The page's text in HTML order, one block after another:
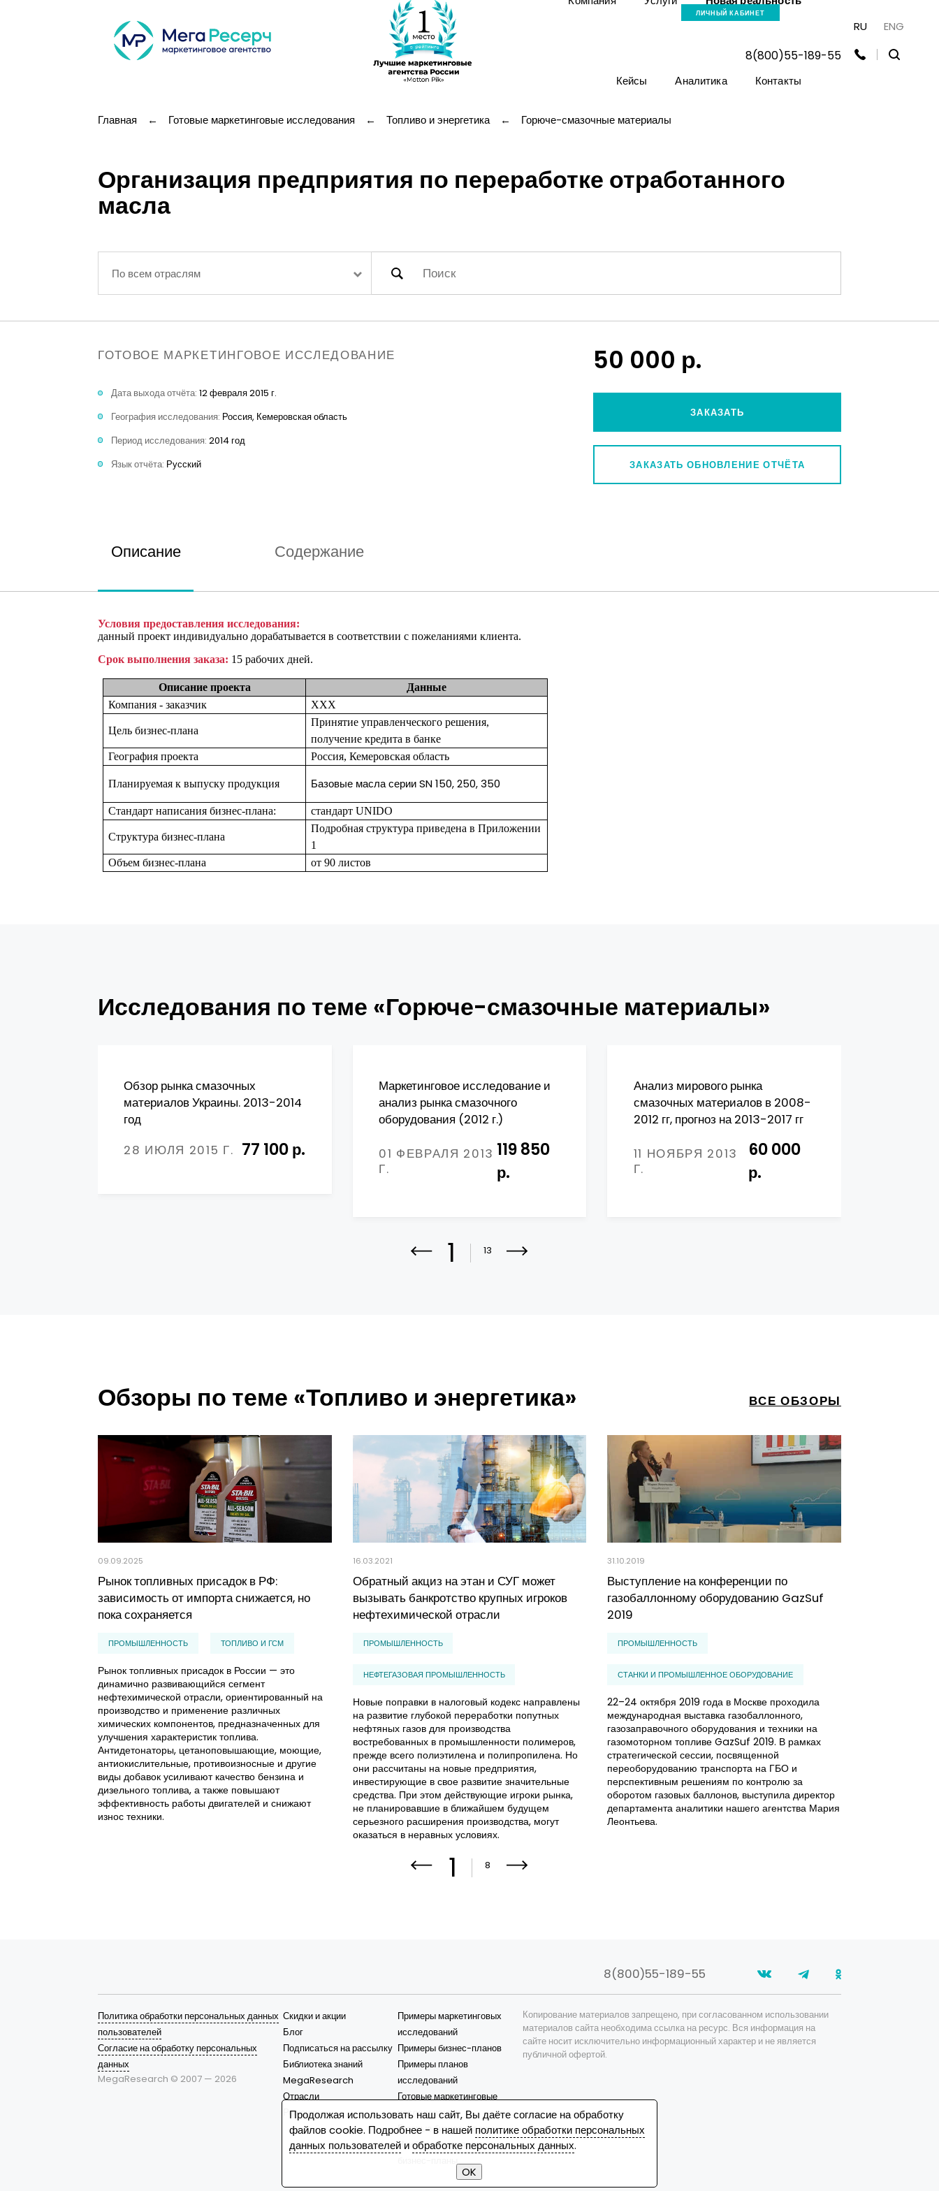
ЛИЧНЫЙ КАБИНЕТ
Кейсы Аналитика Контакты
RU ENG
8(800)55-189-55
Главная ← Готовые маркетинговые исследования ← Топливо и энергетика ← Горюче-смазочные материалы
Организация предприятия по переработке отработанного
масла
По всем отраслям
ГОТОВОЕ МАРКЕТИНГОВОЕ ИССЛЕДОВАНИЕ
Дата выхода отчёта: 12 февраля 2015 г.
География исследования: Россия, Кемеровская область
Период исследования: 2014 год
Язык отчёта: Русский
50 000 р.
ЗАКАЗАТЬ
ЗАКАЗАТЬ ОБНОВЛЕНИЕ ОТЧЁТА
Описание Содержание
Условия предоставления исследования:
данный проект индивидуально дорабатывается в соответствии с пожеланиями клиента.
Срок выполнения заказа: 15 рабочих дней.
Описание проекта
Данные
Компания - заказчик
ХХХ
Цель бизнес-плана
Принятие управленческого решения,
получение кредита в банке
География проекта
Россия, Кемеровская область
Планируемая к выпуску продукция Базовые масла серии SN 150, 250, 350
Стандарт написания бизнес-плана: стандарт UNIDO
Структура бизнес-плана
Подробная структура приведена в Приложении
1
Объем бизнес-плана
от 90 листов
Исследования по теме «Горюче-смазочные материалы»
Обзор рынка смазочных
материалов Украины. 2013-2014
год
28 ИЮЛЯ 2015 Г. 77 100 р.
Маркетинговое исследование и
анализ рынка смазочного
оборудования (2012 г.)
01 ФЕВРАЛЯ 2013
Г.
119 850
р.
Анализ мирового рынка
смазочных материалов в 2008-
2012 гг, прогноз на 2013-2017 гг
11 НОЯБРЯ 2013
Г.
60 000
р.
1 13
Обзоры по теме «Топливо и энергетика» ВСЕ ОБЗОРЫ
09.09.2025
Рынок топливных присадок в РФ:
зависимость от импорта снижается, но
пока сохраняется
ПРОМЫШЛЕННОСТЬ ТОПЛИВО И ГСМ
Рынок топливных присадок в России — это
динамично развивающийся сегмент
нефтехимической отрасли, ориентированный на
производство и применение различных
химических компонентов, предназначенных для
улучшения характеристик топлива.
Антидетонаторы, цетаноповышающие, моющие,
антиокислительные, противоизносные и другие
виды добавок усиливают качество бензина и
дизельного топлива, а также повышают
эффективность работы двигателей и снижают
износ техники.
16.03.2021
Обратный акциз на этан и СУГ может
вызывать банкротство крупных игроков
нефтехимической отрасли
ПРОМЫШЛЕННОСТЬ
НЕФТЕГАЗОВАЯ ПРОМЫШЛЕННОСТЬ
Новые поправки в налоговый кодекс направлены
на развитие глубокой переработки попутных
нефтяных газов для производства
востребованных в промышленности полимеров,
прежде всего полиэтилена и полипропилена. Но
они рассчитаны на новые предприятия,
инвестирующие в свое развитие значительные
средства. При этом действующие игроки рынка,
не планировавшие в ближайшем будущем
серьезного расширения производства, могут
оказаться в неравных условиях.
31.10.2019
Выступление на конференции по
газобаллонному оборудованию GazSuf
2019
ПРОМЫШЛЕННОСТЬ
СТАНКИ И ПРОМЫШЛЕННОЕ ОБОРУДОВАНИЕ
22–24 октября 2019 года в Москве проходила
международная выставка газобаллонного,
газозаправочного оборудования и техники на
газомоторном топливе GazSuf 2019. В рамках
стратегической сессии, посвященной
переоборудованию транспорта на ГБО и
перспективным решениям по контролю за
оборотом газовых баллонов, выступила директор
департамента аналитики нашего агентства Мария
Леонтьева.
1 8
8(800)55-189-55
Политика обработки персональных данных
пользователей
Согласие на обработку персональных
данных
MegaResearch © 2007 — 2026
Скидки и акции
Блог
Подписаться на рассылку
Библиотека знаний
MegaResearch
Отрасли
Решения
Примеры маркетинговых
исследований
Примеры бизнес-планов
Примеры планов
исследований
Готовые маркетинговые
исследования
Готовые бизнес-планы
Наиболее популярные
бизнес-планы
Копирование материалов запрещено, при согласованном использовании
материалов сайта необходима ссылка на ресурс. Вся информация на
сайте носит исключительно информационный характер и не является
публичной офертой.
Продолжая использовать наш сайт, Вы даёте согласие на обработку
файлов cookie. Подробнее - в нашей политике обработки персональных
данных пользователей иобработке персональных данных.